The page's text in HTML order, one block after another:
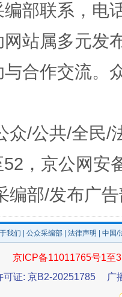
问题” 法
部联系，电
站属多元发
合作交流。
众/公共/全民/
，京公网安
编部/发布广
我们 公众采编部 法律声明 | 中国
京ICP备11011765号1至
可证: 京B2-20251785
广